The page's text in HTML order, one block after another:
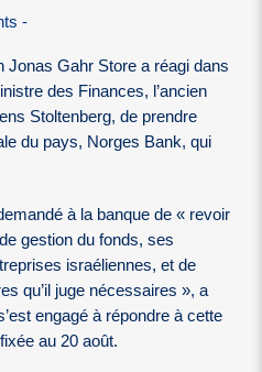
-
Jonas Gahr Store a réagi dans
des Finances, l’ancien
Stoltenberg, de prendre
du pays, Norges Bank, qui
à la banque de « revoir
gestion du fonds, ses
israéliennes, et de
qu’il juge nécessaires », a
engagé à répondre à cette
au 20 août.